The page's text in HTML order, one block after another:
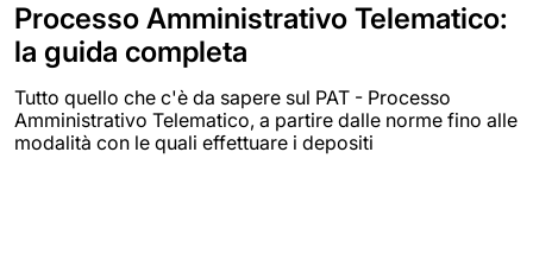
Processo Amministrativo Telematico:
la guida completa
Tutto quello che c'è da sapere sul PAT - Processo
Amministrativo Telematico, a partire dalle norme fino alle
modalità con le quali effettuare i depositi